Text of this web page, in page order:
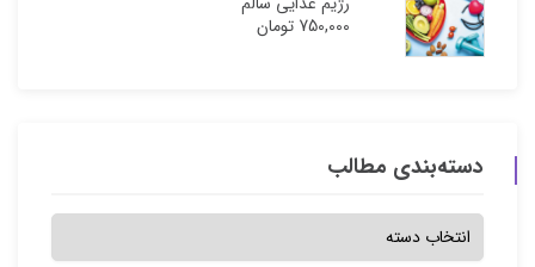
750,000 تومان
دسته‌بندی مطالب